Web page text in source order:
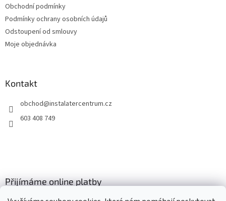
Obchodní podmínky
Podmínky ochrany osobních údajů
Odstoupení od smlouvy
Moje objednávka
Kontakt
obchod@instalatercentrum.cz
603 408 749
Přijímáme online platby